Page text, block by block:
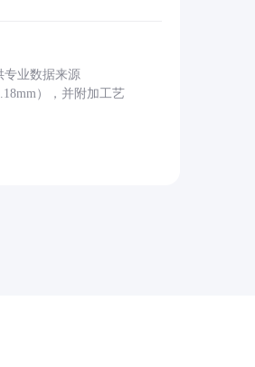
专业数据来源
），并附加工艺